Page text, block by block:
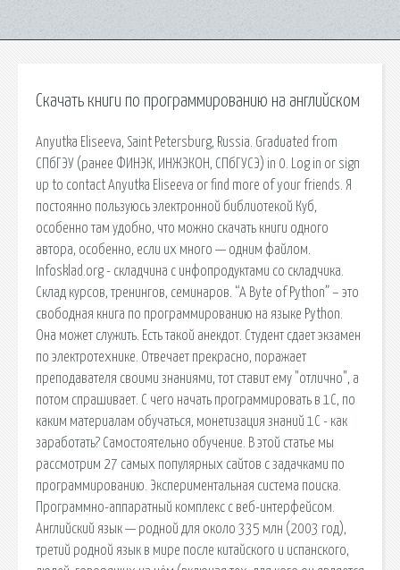
Скачать книги по программированию на английском
Anyutka Eliseeva, Saint Petersburg, Russia. Graduated from
СПбГЭУ (ранее ФИНЭК, ИНЖЭКОН, СПбГУСЭ) in 0. Log in or sign
up to contact Anyutka Eliseeva or find more of your friends. Я
постоянно пользуюсь электронной библиотекой Куб,
особенно там удобно, что можно скачать книги одного
автора, особенно, если их много — одним файлом.
Infosklad.org - складчина с инфопродуктами со складчика.
Склад курсов, тренингов, семинаров. “A Byte of Python” – это
свободная книга по программированию на языке Python.
Она может служить. Есть такой анекдот. Студент сдает экзамен
по электротехнике. Отвечает прекрасно, поражает
преподавателя своими знаниями, тот ставит ему "отлично", а
потом спрашивает. С чего начать программировать в 1С, по
каким материалам обучаться, монетизация знаний 1С - как
заработать? Самостоятельно обучение. В этой статье мы
рассмотрим 27 самых популярных сайтов с задачками по
программированию. Экспериментальная система поиска.
Программно-аппаратный комплекс с веб-интерфейсом.
Английский язык — родной для около 335 млн (2003 год),
третий родной язык в мире после китайского и испанского,